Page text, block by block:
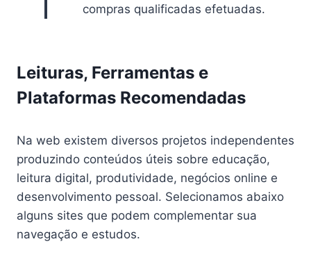
compras qualificadas efetuadas.
Leituras, Ferramentas e
Plataformas Recomendadas
Na web existem diversos projetos independentes
produzindo conteúdos úteis sobre educação,
leitura digital, produtividade, negócios online e
desenvolvimento pessoal. Selecionamos abaixo
alguns sites que podem complementar sua
navegação e estudos.